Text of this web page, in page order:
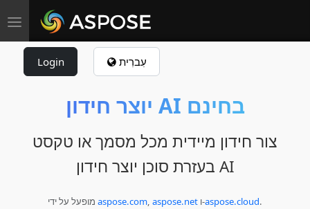
Toggle navigation
Login עִברִית
יוצר חידון AI בחינם
צור חידון מיידית מכל מסמך או טקסט
בעזרת סוכן יוצר חידון AI
aspose.com, aspose.net ו‑aspose.cloud.